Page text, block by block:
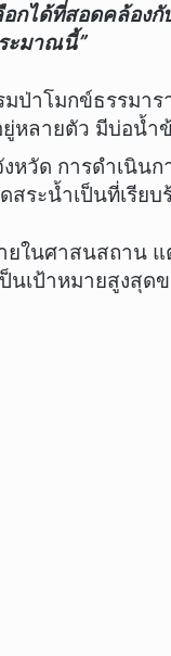
อกได้ที่สอดคล้อ
ะมาณนี้”
าโมกข์ธรรมาร
ลายตัว มีบ่อน้ำ
วัด การดำเนิน
ระน้ำเป็นที่เรีย
ยในศาสนสถาน
นเป้าหมายสูงสุด